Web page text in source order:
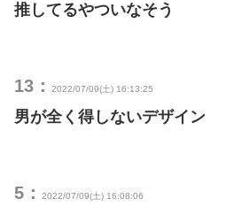
推してるやついなそう
13： 2022/07/09(土) 16:13:25
男が全く得しないデザイン
5： 2022/07/09(土) 16:08:06